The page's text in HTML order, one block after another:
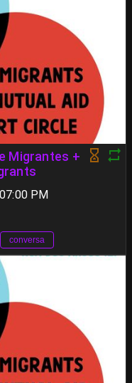
Migrantes +
PM
conversa